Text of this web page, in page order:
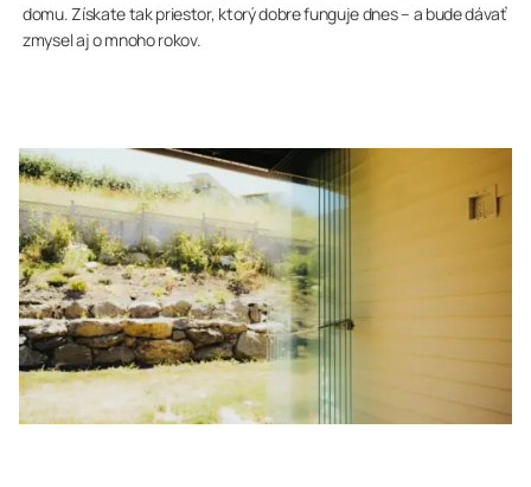
domu. Získate tak priestor, ktorý dobre funguje dnes – a bude dávať
zmysel aj o mnoho rokov.